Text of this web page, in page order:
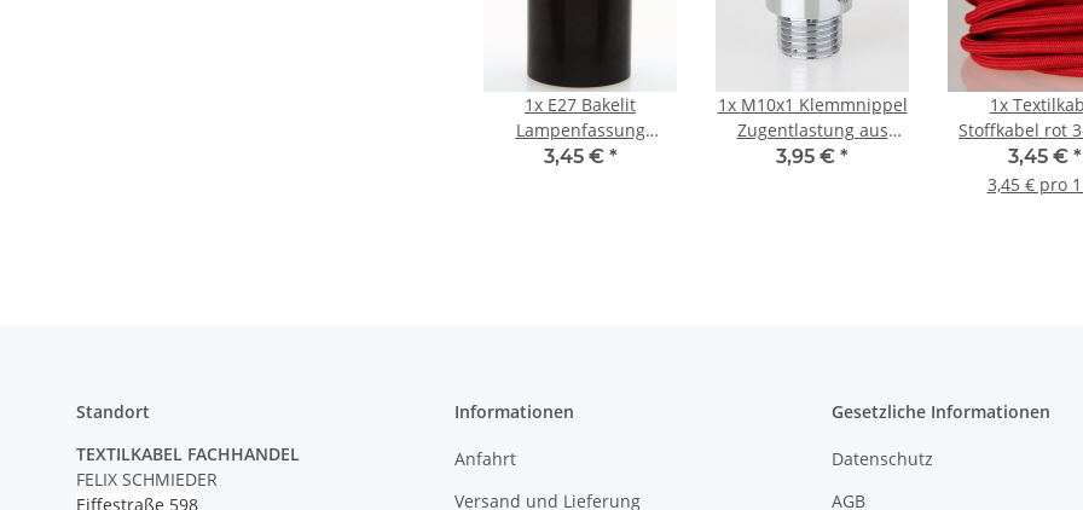
1x E27 Bakelit
Lampenfassung
Glattmantel schwarz
3,45 € *
1x M10x1 Klemmnippel
Zugentlastung aus
Metall Verchromt mit
3,95 € *
1x
Stoffkabel rot
3x0,75 Zug-
Pendelleitung
3,45 € *
3,45 € pro
Standort
TEXTILKABEL FACHHANDEL
FELIX SCHMIEDER
Eiffestraße 598
Informationen
Anfahrt
Versand und Lieferung
Gesetzliche Informationen
Datenschutz
AGB